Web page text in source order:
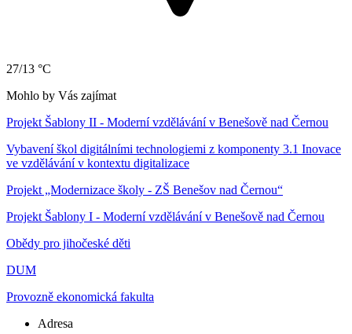
27/13 °C
Mohlo by Vás zajímat
Projekt Šablony II - Moderní vzdělávání v Benešově nad Černou
Vybavení škol digitálními technologiemi z komponenty 3.1 Inovace
ve vzdělávání v kontextu digitalizace
Projekt „Modernizace školy - ZŠ Benešov nad Černou“
Projekt Šablony I - Moderní vzdělávání v Benešově nad Černou
Obědy pro jihočeské děti
DUM
Provozně ekonomická fakulta
Adresa